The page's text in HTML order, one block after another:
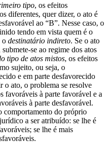
tipo, os efeitos
diferentes, quer dizer, o ato é
ao “B”. Nesse caso, o
tendo em vista quem é o
o destinatário indireto. Se o ato
se ao regime dos atos
tipo de atos mistos, os efeitos
sujeito, ou seja, o
e em parte desfavorecido
o ato, o problema se resolve
favoráveis à parte favorável e a
à parte desfavorável.
comportamento do próprio
a ser atribuído: se lhe é
se lhe é mais